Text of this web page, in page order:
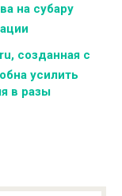
на субару
созданная с
усилить
в разы